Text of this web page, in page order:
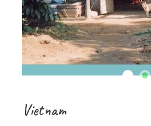
Vietnam